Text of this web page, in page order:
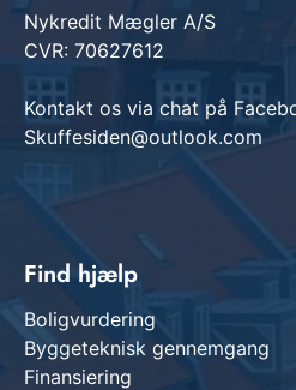
Nykredit Mægler A/S
CVR: 70627612
Kontakt os via chat på
Skuffesiden@outlook.com
Find hjælp
Boligvurdering
Byggeteknisk gennemgang
Finansiering